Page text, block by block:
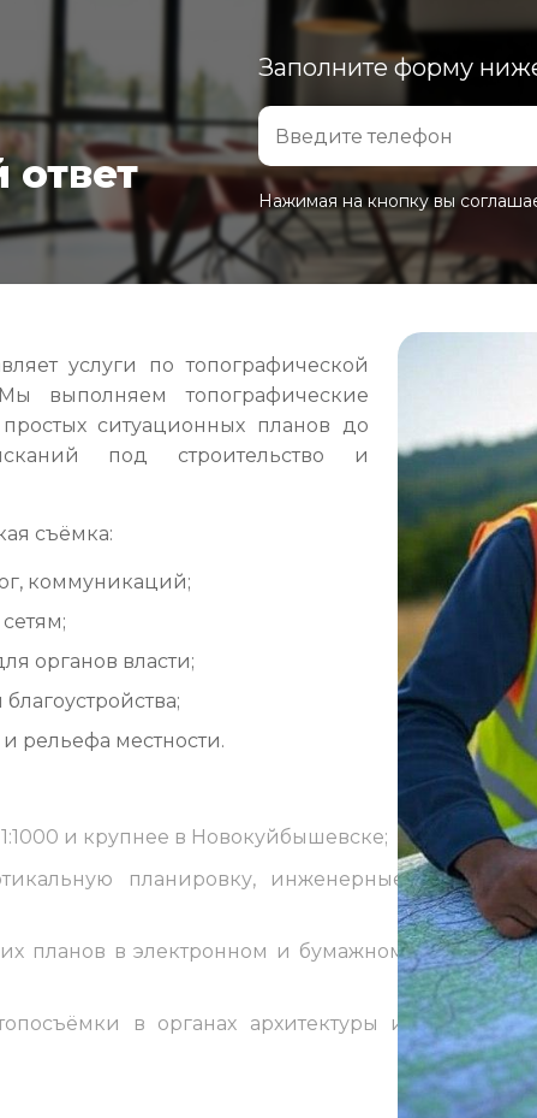
ответ
Заполните форму
Нажимая на кнопку вы
услуги по топографической
выполняем топографические
ситуационных планов до
под строительство и
съёмка:
коммуникаций;
органов власти;
рельефа местности.
и крупнее в Новокуйбышевске;
планировку, инженерные
планов в электронном и бумажном
в органах архитектуры и